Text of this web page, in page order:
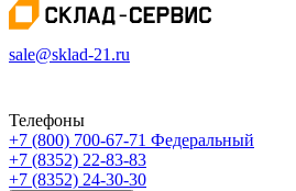
sale@sklad-21.ru
Телефоны
+7 (800) 700-67-71 Федеральный
+7 (8352) 22-83-83
+7 (8352) 24-30-30